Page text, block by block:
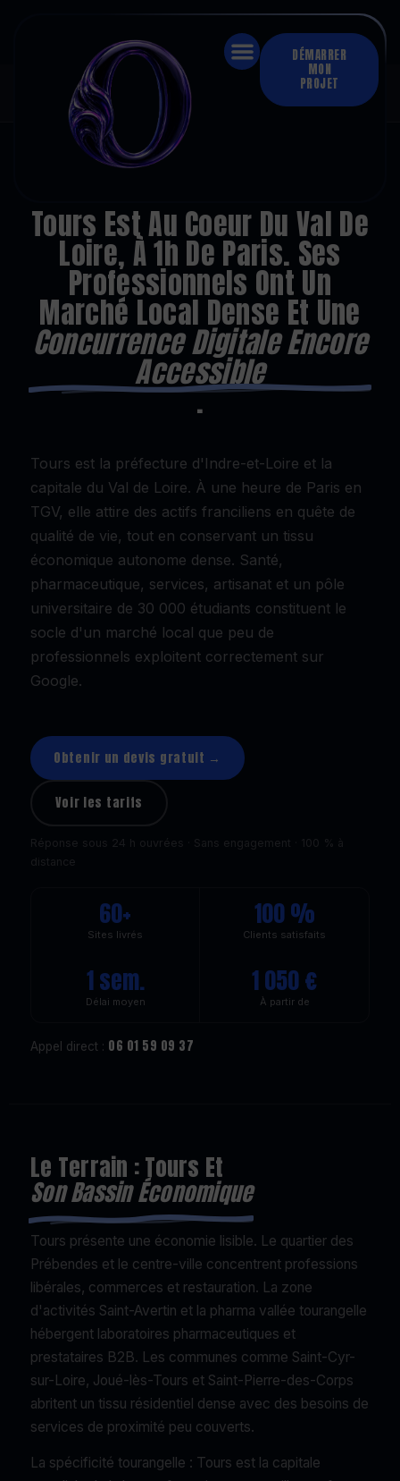
DÉMARRER
MON
PROJET
sites livrés· clients satisfaits 1 semaine délai moyen
De1 050 € à distance
Accueil›Création de site internet
Tours Est Au Coeur Du Val De
Loire, À 1h De Paris. Ses
Professionnels Ont Un
Marché Local Dense Et Une
Concurrence Digitale Encore
Accessible
.
Tours est la préfecture d'Indre-et-Loire et la
capitale du Val de Loire. À une heure de Paris en
TGV, elle attire des actifs franciliens en quête de
qualité de vie, tout en conservant un tissu
économique autonome dense. Santé,
pharmaceutique, services, artisanat et un pôle
universitaire de 30 000 étudiants constituent le
socle d'un marché local que peu de
professionnels exploitent correctement sur
Google.
Obtenir un devis gratuit →
Voir les tarifs
Réponse sous 24 h ouvrées · Sans engagement · 100 % à
distance
60+
Sites livrés
100 %
Clients satisfaits
1 sem.
Délai moyen
1 050 €
À partir de
Appel direct : 06 01 59 09 37
Le Terrain : Tours Et
Son Bassin Économique
Tours présente une économie lisible. Le quartier des
Prébendes et le centre-ville concentrent professions
libérales, commerces et restauration. La zone
d'activités Saint-Avertin et la pharma vallée tourangelle
hébergent laboratoires pharmaceutiques et
prestataires B2B. Les communes comme Saint-Cyr-
sur-Loire, Joué-lès-Tours et Saint-Pierre-des-Corps
abritent un tissu résidentiel dense avec des besoins de
services de proximité peu couverts.
La spécificité tourangelle : Tours est la capitale